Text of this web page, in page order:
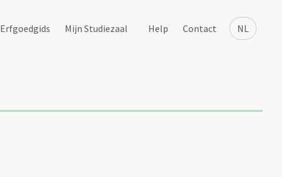
NL
Erfgoedgids Mijn Studiezaal Help Contact